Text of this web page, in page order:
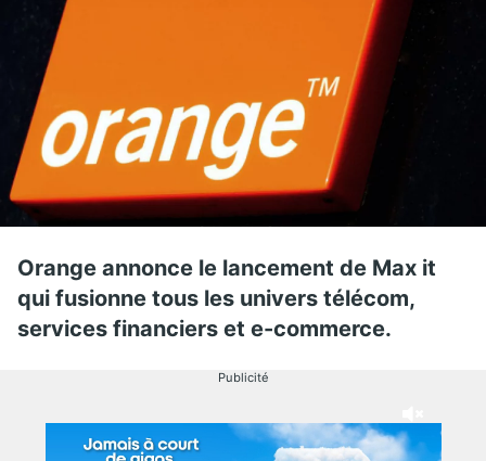
Orange annonce le lancement de Max it
qui fusionne tous les univers télécom,
services financiers et e-commerce.
Publicité